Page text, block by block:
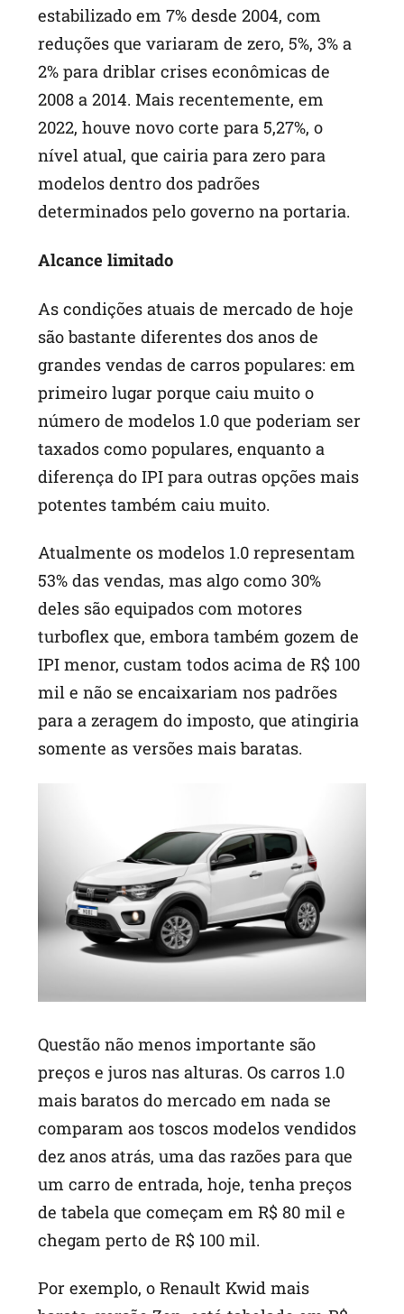
estabilizado em 7% desde 2004, com
reduções que variaram de zero, 5%, 3% a
2% para driblar crises econômicas de
2008 a 2014. Mais recentemente, em
2022, houve novo corte para 5,27%, o
nível atual, que cairia para zero para
modelos dentro dos padrões
determinados pelo governo na portaria.
Alcance limitado
As condições atuais de mercado de hoje
são bastante diferentes dos anos de
grandes vendas de carros populares: em
primeiro lugar porque caiu muito o
número de modelos 1.0 que poderiam ser
taxados como populares, enquanto a
diferença do IPI para outras opções mais
potentes também caiu muito.
Atualmente os modelos 1.0 representam
53% das vendas, mas algo como 30%
deles são equipados com motores
turboflex que, embora também gozem de
IPI menor, custam todos acima de R$ 100
mil e não se encaixariam nos padrões
para a zeragem do imposto, que atingiria
somente as versões mais baratas.
Questão não menos importante são
preços e juros nas alturas. Os carros 1.0
mais baratos do mercado em nada se
comparam aos toscos modelos vendidos
dez anos atrás, uma das razões para que
um carro de entrada, hoje, tenha preços
de tabela que começam em R$ 80 mil e
chegam perto de R$ 100 mil.
Por exemplo, o Renault Kwid mais